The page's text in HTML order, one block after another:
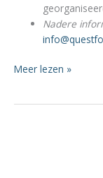
Nadere
Angela
Meer lezen »